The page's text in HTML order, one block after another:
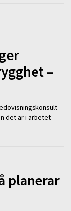
–
det är i arbetet
planerar